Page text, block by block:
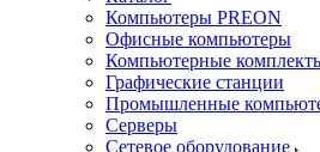
Компьютеры PREON
Офисные компьютеры
Компьютерные
Графические станции
Промышленные
Серверы
Сетевое оборудование